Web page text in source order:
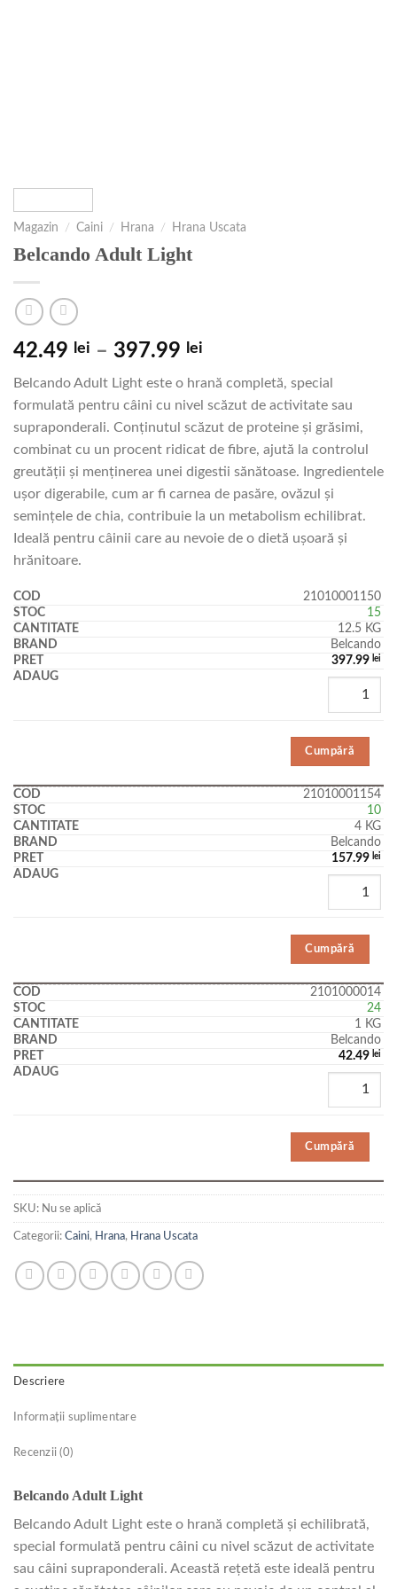
Magazin / Caini / Hrana / Hrana Uscata
Belcando Adult Light
42.49 lei – 397.99 lei
Belcando Adult Light este o hrană completă, special
formulată pentru câini cu nivel scăzut de activitate sau
supraponderali. Conținutul scăzut de proteine și grăsimi,
combinat cu un procent ridicat de fibre, ajută la controlul
greutății și menținerea unei digestii sănătoase. Ingredientele
ușor digerabile, cum ar fi carnea de pasăre, ovăzul și
semințele de chia, contribuie la un metabolism echilibrat.
Ideală pentru câinii care au nevoie de o dietă ușoară și
hrănitoare.
21010001150
15
12.5 KG
Belcando
397.99 lei
Cumpără
21010001154
10
4 KG
Belcando
157.99 lei
Cumpără
2101000014
24
1 KG
Belcando
42.49 lei
Cumpără
SKU: Nu se aplică
Categorii: Caini, Hrana, Hrana Uscata
Descriere
Informații suplimentare
Recenzii (0)
Belcando Adult Light
Belcando Adult Light este o hrană completă și echilibrată,
special formulată pentru câini cu nivel scăzut de activitate
sau câini supraponderali. Această rețetă este ideală pentru